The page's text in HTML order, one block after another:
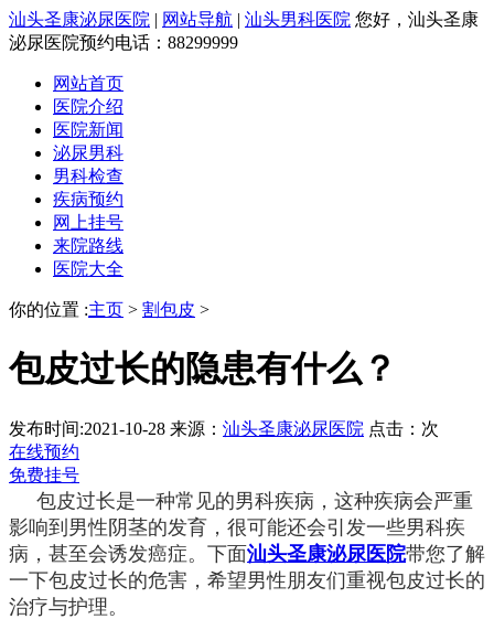
汕头圣康泌尿医院 | 网站导航 | 汕头男科医院 您好，汕头圣康
泌尿医院预约电话：88299999
网站首页
医院介绍
医院新闻
泌尿男科
男科检查
疾病预约
网上挂号
来院路线
医院大全
你的位置 :主页 > 割包皮 >
包皮过长的隐患有什么？
发布时间:2021-10-28 来源： 汕头圣康泌尿医院 点击： 次
在线预约
免费挂号
包皮过长是一种常见的男科疾病，这种疾病会严重
影响到男性阴茎的发育，很可能还会引发一些男科疾
病，甚至会诱发癌症。下面汕头圣康泌尿医院带您了解
一下包皮过长的危害，希望男性朋友们重视包皮过长的
治疗与护理。